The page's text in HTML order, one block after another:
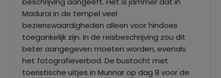
Madurai in de tempel veel
bezienswaardigheden alleen voor hindoes
toegankelijk zijn. In de reisbeschrijving zou dit
beter aangegeven moeten worden, evenals
het fotografieverbod. De bustocht met
toeristische uitjes in Munnar op dag 8 voor de